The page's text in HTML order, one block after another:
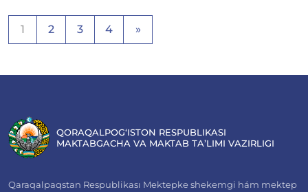
Maqolalar
bo‘yicha
1 2 3 4 »
QORAQALPOG‘ISTON RESPUBLIKASI
MAKTABGACHA VA MAKTAB TA’LIMI VAZIRLIGI
Qaraqalpaqstan Respublikası Mektepke shekemgi hám mektep